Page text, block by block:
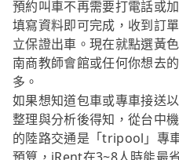
預約叫車不再需要打電話或
填寫資料即可完成，收到訂
立保證出車。現在就點選黃
南商教師會館或任何你想去
多。
如果想知道包車或專車接送
整理與分析後得知，從台中
的陸路交通是「tripool」專